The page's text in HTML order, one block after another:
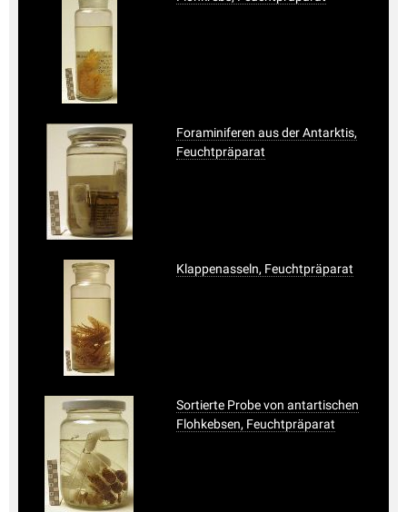
Foraminiferen aus der Antarktis,
Feuchtpräparat
Klappenasseln, Feuchtpräparat
Sortierte Probe von antartischen
Flohkebsen, Feuchtpräparat